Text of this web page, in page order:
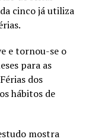
cinco já utiliza
e tornou-se o
para as
dos
hábitos de
mostra